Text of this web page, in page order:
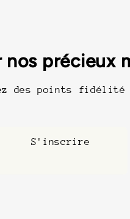
précieux
des points fidélité
S'inscrire